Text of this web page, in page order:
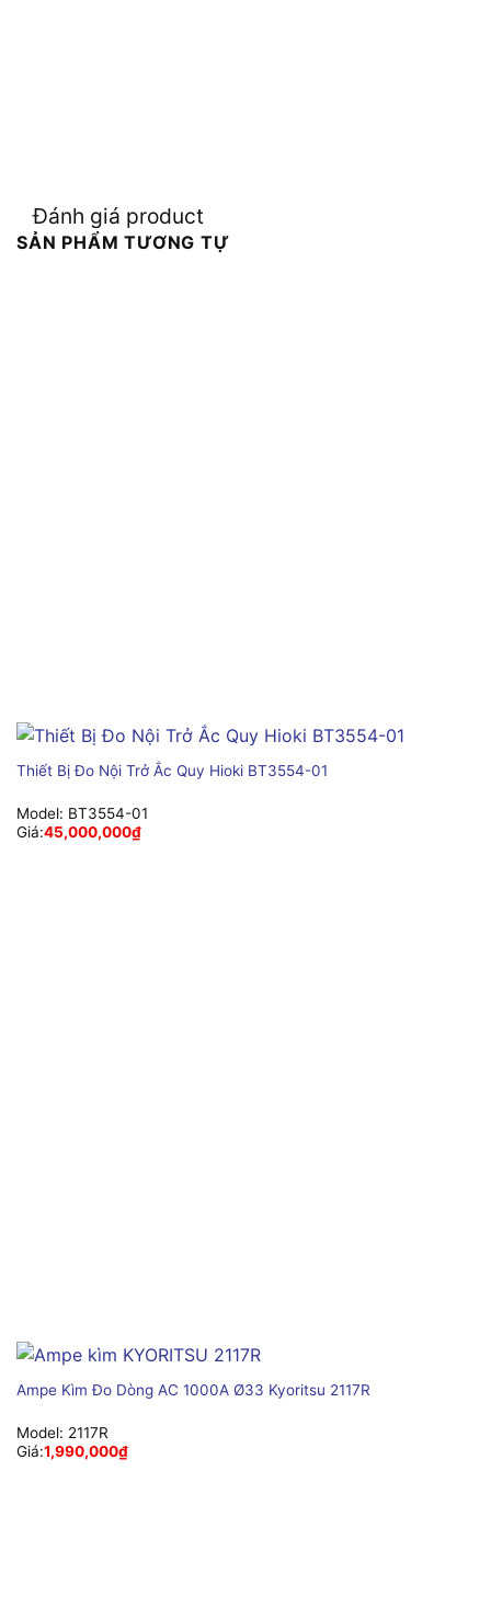
Đánh giá product
SẢN PHẨM TƯƠNG TỰ
Thiết Bị Đo Nội Trở Ắc Quy Hioki BT3554-01
Model: BT3554-01
Giá:45,000,000₫
Ampe Kìm Đo Dòng AC 1000A Ø33 Kyoritsu 2117R
Model: 2117R
Giá:1,990,000₫